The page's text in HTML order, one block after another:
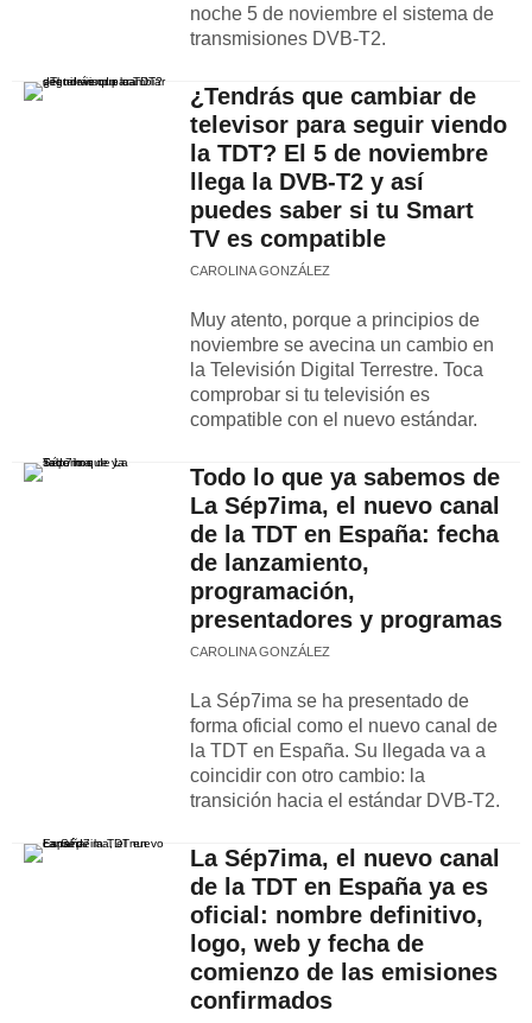
noche 5 de noviembre el sistema de
transmisiones DVB-T2.
¿Tendrás que cambiar de
televisor para seguir viendo
la TDT? El 5 de noviembre
llega la DVB-T2 y así
puedes saber si tu Smart
TV es compatible
CAROLINA GONZÁLEZ
Muy atento, porque a principios de
noviembre se avecina un cambio en
la Televisión Digital Terrestre. Toca
comprobar si tu televisión es
compatible con el nuevo estándar.
Todo lo que ya sabemos de
La Sép7ima, el nuevo canal
de la TDT en España: fecha
de lanzamiento,
programación,
presentadores y programas
CAROLINA GONZÁLEZ
La Sép7ima se ha presentado de
forma oficial como el nuevo canal de
la TDT en España. Su llegada va a
coincidir con otro cambio: la
transición hacia el estándar DVB-T2.
La Sép7ima, el nuevo canal
de la TDT en España ya es
oficial: nombre definitivo,
logo, web y fecha de
comienzo de las emisiones
confirmados